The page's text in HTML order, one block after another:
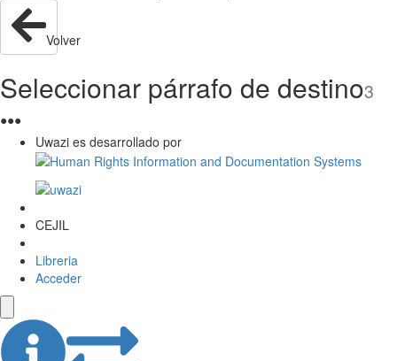
Volver
Seleccionar párrafo de destino3
●●●
Uwazi es desarrollado por
CEJIL
Libreria
Acceder